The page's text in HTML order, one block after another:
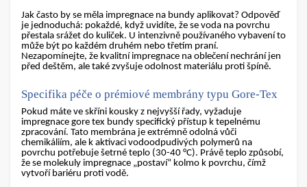
Jak často by se měla impregnace na bundy aplikovat? Odpověď
je jednoduchá: pokaždé, když uvidíte, že se voda na povrchu
přestala srážet do kuliček. U intenzivně používaného vybavení to
může být po každém druhém nebo třetím praní.
Nezapomínejte, že kvalitní impregnace na oblečení nechrání jen
před deštěm, ale také zvyšuje odolnost materiálu proti špíně.
Specifika péče o prémiové membrány typu Gore-Tex
Pokud máte ve skříni kousky z nejvyšší řady, vyžaduje
impregnace gore tex bundy specifický přístup k tepelnému
zpracování. Tato membrána je extrémně odolná vůči
chemikáliím, ale k aktivaci vodoodpudivých polymerů na
povrchu potřebuje šetrné teplo (30-40 °C). Právě teplo způsobí,
že se molekuly impregnace „postaví“ kolmo k povrchu, čímž
vytvoří bariéru proti vodě.